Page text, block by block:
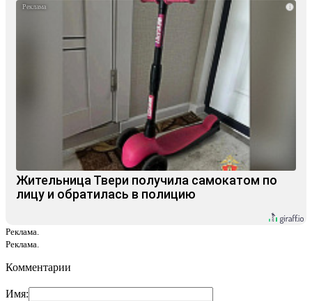
i
Жительница Твери получила самокатом по
лицу и обратилась в полицию
Реклама.
Реклама.
Комментарии
Имя: